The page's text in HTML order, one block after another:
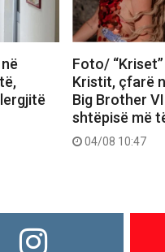
Foto/
Kristit, çfarë
Big Brother
shtëpisë më
04/08 10:47